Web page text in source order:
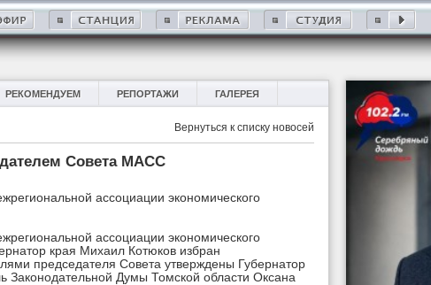
РЕКОМЕНДУЕМ РЕПОРТАЖИ ГАЛЕРЕЯ
Вернуться к списку новосей
Совета МАСС
ассоциации экономического
ассоциации экономического
края Михаил Котюков избран
председателя Совета утверждены Губернатор
Законодательной Думы Томской области Оксана